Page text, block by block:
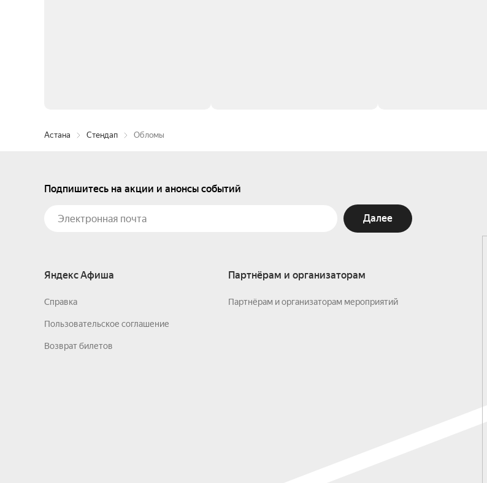
Астана Стендап Обломы
Подпишитесь на акции и анонсы событий
Далее
Яндекс Афиша
Справка
Пользовательское соглашение
Возврат билетов
Партнёрам и организаторам
Партнёрам и организаторам мероприятий